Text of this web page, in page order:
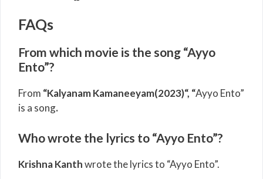
FAQs
From which movie is the song “Ayyo
Ento”?
From “Kalyanam Kamaneeyam(2023)“, “Ayyo Ento”
is a song.
Who wrote the lyrics to “Ayyo Ento”?
Krishna Kanthwrote the lyrics to “Ayyo Ento”.